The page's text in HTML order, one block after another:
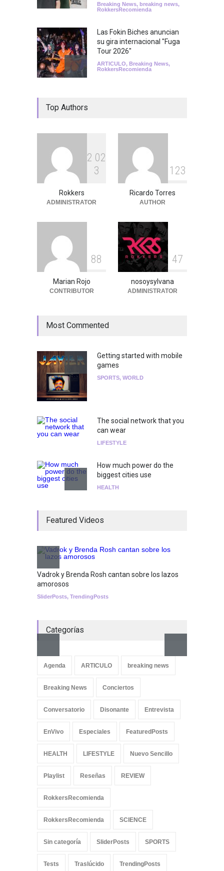
Breaking News, breaking news,
RokkersRecomienda
Las Fokin Biches anuncian
su gira internacional "Fuga
Tour 2026"
ARTICULO, Breaking News,
RokkersRecomienda
Breaking News,Conciertos
Peces Raros anuncia show
en el Auditorio BB de la
Ciudad de México
ARTICULO ,Breaking
Top Authors
2 02
3
Rokkers
ADMINISTRATOR
1 23
Ricardo Torres
AUTHOR
88
Marian Rojo
CONTRIBUTOR
47
nosoysylvana
ADMINISTRATOR
Most Commented
Getting started with mobile
games
SPORTS, WORLD
The social network that you
can wear
LIFESTYLE
How much power do the
biggest cities use
HEALTH
el show de Richie O'Farrill
becoming a reality
Featured Videos
Vadrok y Brenda Rosh cantan sobre los lazos
amorosos
SliderPosts, TrendingPosts
Categorías
Agenda ARTICULO breaking news
Breaking News Conciertos
Conversatorio Disonante Entrevista
EnVivo Especiales FeaturedPosts
HEALTH LIFESTYLE Nuevo Sencillo
Playlist Reseñas REVIEW
RokkersRecomienda
RokkersRecomienda SCIENCE
Sin categoría SliderPosts SPORTS
Tests Traslúcido TrendingPosts